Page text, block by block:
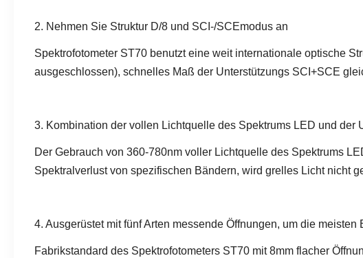
2. Nehmen Sie Struktur D/8 und SCI-/SCEmodus an
Spektrofotometer ST70 benutzt eine weit internationale optische
ausgeschlossen), schnelles Maß der Unterstützungs SCI+SCE
3. Kombination der vollen Lichtquelle des Spektrums LED und der
Der Gebrauch von 360-780nm voller Lichtquelle des Spektrums
Spektralverlust von spezifischen Bändern, wird grelles Licht nicht
4. Ausgerüstet mit fünf Arten messende Öffnungen, um die
Fabrikstandard des Spektrofotometers ST70 mit 8mm flacher